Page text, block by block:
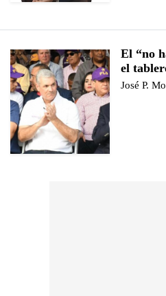
El “no
el
José P.